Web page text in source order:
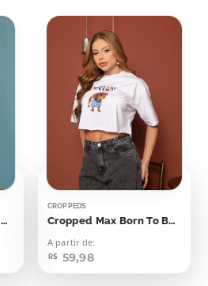
Cropped Max The New Yorker Dálmatas
CROPPEDS
Cropped Max Born To Be Extra
A partir de:
R$ 59,98